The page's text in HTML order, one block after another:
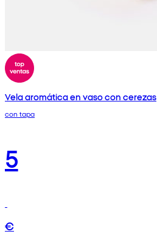
Vela aromática en vaso con cerezas
con tapa
5
€